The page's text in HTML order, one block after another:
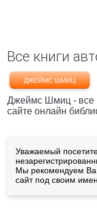
Все книги
ДЖЕЙМС ШМИЦ
Джеймс Шмиц - все
сайте онлайн
Уважаемый
Мы рекомендуем
сайт под своим